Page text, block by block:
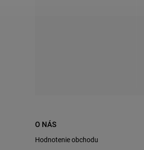
O NÁS
Hodnotenie obchodu